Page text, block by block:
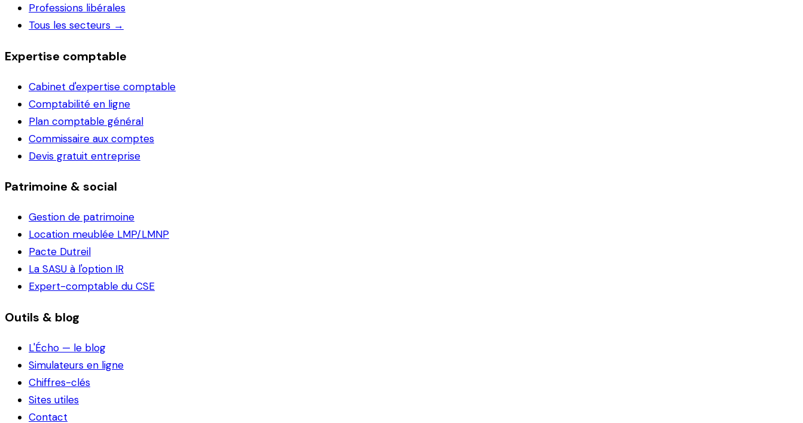
Professions libérales
Tous les secteurs →
Expertise comptable
Cabinet d'expertise comptable
Comptabilité en ligne
Plan comptable général
Commissaire aux comptes
Devis gratuit entreprise
Patrimoine & social
Gestion de patrimoine
Location meublée LMP/LMNP
Pacte Dutreil
La SASU à l'option IR
Expert-comptable du CSE
Outils & blog
L'Écho — le blog
Simulateurs en ligne
Chiffres-clés
Sites utiles
Contact